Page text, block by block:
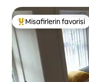
Misafirlerin
Misafirlerin favorisi